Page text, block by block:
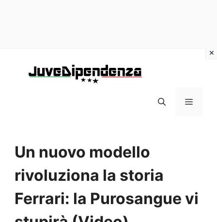
MENU
Un nuovo modello
rivoluziona la storia
Ferrari: la Purosangue vi